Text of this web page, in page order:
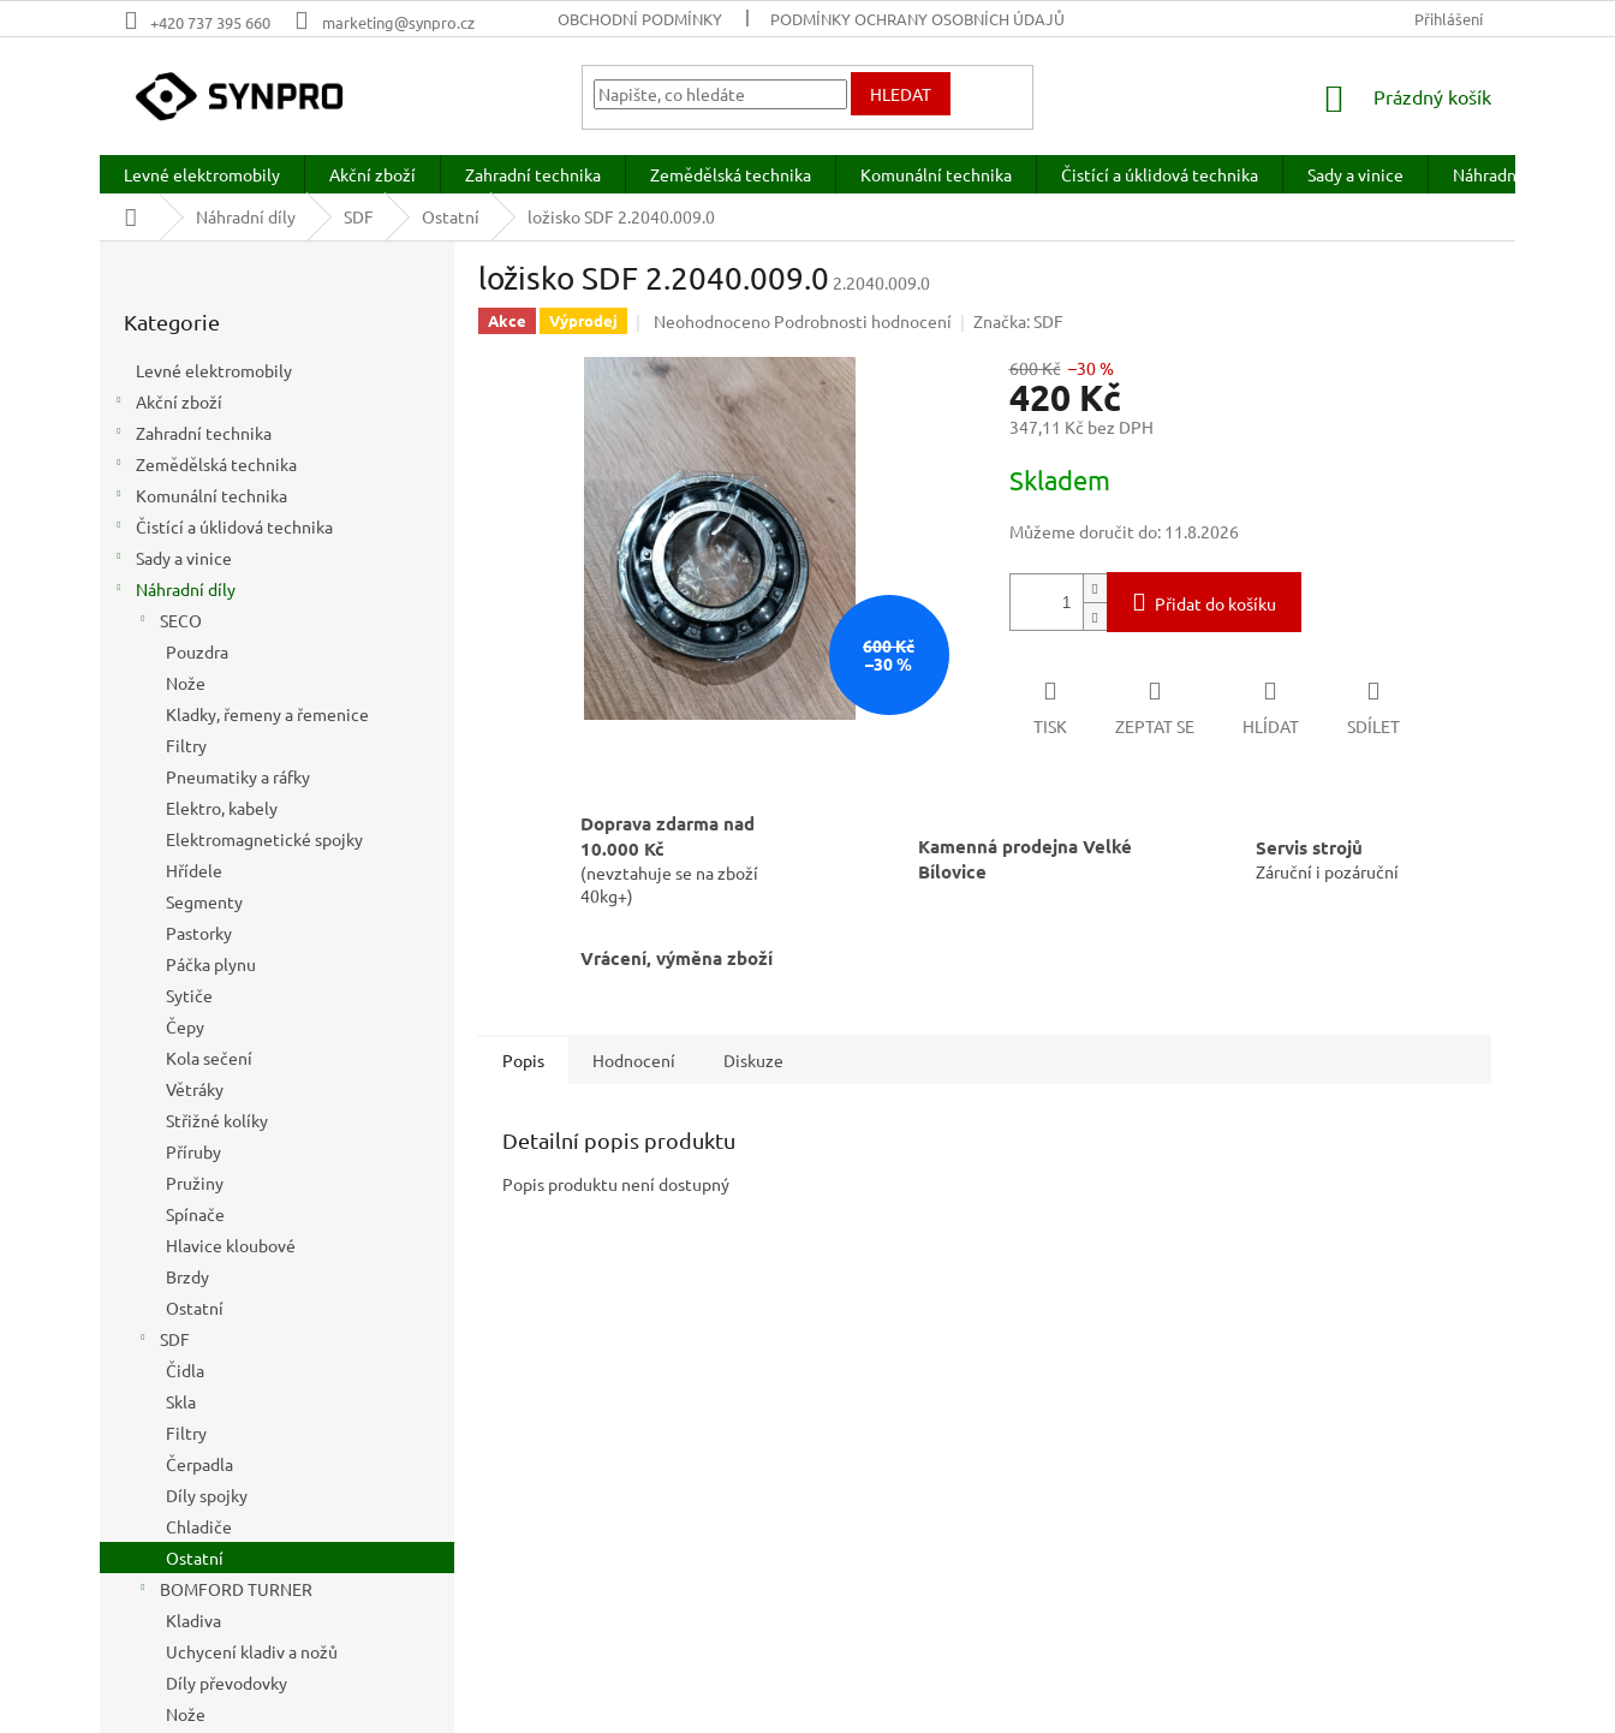
na
+420 737 395 660 marketing@synpro.cz OBCHODNÍ PODMÍNKY PODMÍNKY OCHRANY OSOBNÍCH ÚDAJŮ PRODÁVANÉ ZNAČKY
Přihlášení
HLEDAT
NÁKUPNÍ
Prázdný košík
Levné elektromobily Akční zboží Zahradní technika Zemědělská technika Komunální technika Čistící a úklidová technika Sady a vinice Náhradní díly
Domů
Náhradní díly SDF Ostatní ložisko SDF 2.2040.009.0
kategorie
Kategorie
Levné elektromobily
Akční zboží
Zahradní technika
Zemědělská technika
Komunální technika
Čistící a úklidová technika
Sady a vinice
Náhradní díly
SECO
Pouzdra
Nože
Kladky, řemeny a řemenice
Filtry
Pneumatiky a ráfky
Elektro, kabely
Elektromagnetické spojky
Hřídele
Segmenty
Pastorky
Páčka plynu
Sytiče
Čepy
Kola sečení
Větráky
Střižné kolíky
Příruby
Pružiny
Spínače
Hlavice kloubové
Brzdy
Ostatní
SDF
Čidla
Skla
Filtry
Čerpadla
Díly spojky
Chladiče
Ostatní
BOMFORD TURNER
Kladiva
Uchycení kladiv a nožů
Díly převodovky
Nože
ložisko SDF 2.2040.009.0 2.2040.009.0
Akce Výprodej
Průměrné
produktu
je
0,0
5
hvězdiček.
Neohodnoceno Podrobnosti hodnocení Značka:SDF
600 Kč
–30 %
600 Kč –30 %
420 Kč
347,11 Kč bez DPH
cena:
Skladem
Můžeme doručit do: 11.8.2026
Přidat do košíku
TISK ZEPTAT SE HLÍDAT SDÍLET
Doprava zdarma nad
10.000 Kč
(nevztahuje se na zboží
40kg+)
Kamenná prodejna Velké
Bílovice
Servis strojů
Záruční i pozáruční
Vrácení, výměna zboží
Popis Hodnocení Diskuze
Detailní popis produktu
Popis produktu není dostupný